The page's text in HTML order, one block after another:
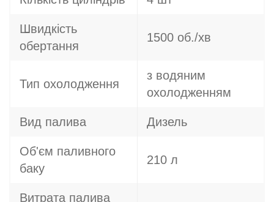
Швидкість
обертання
1500 об./хв
Тип охолодження
з водяним
охолодженням
Вид палива Дизель
Об'єм паливного
баку
210 л
Витрата палива